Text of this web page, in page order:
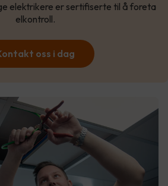
elektrikere er sertifiserte til å foreta
elkontroll.
oss i dag